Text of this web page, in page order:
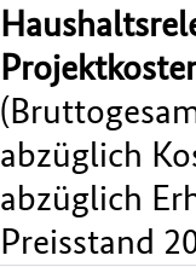
abzüglich
abzüglich
Preisstand